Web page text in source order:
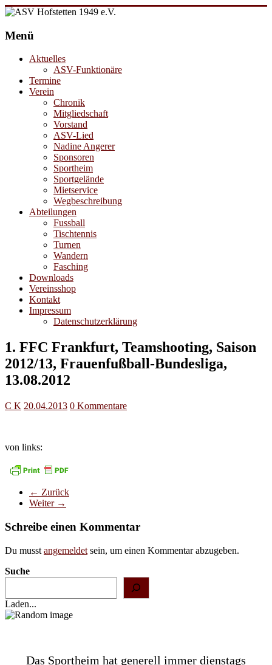
Zum
springen
Hofstetten
e.V.
Menü
Aktuelles
ASV-Funktionäre
Termine
Verein
Chronik
Mitgliedschaft
Vorstand
ASV-Lied
Nadine Angerer
Sponsoren
Sportheim
Sportgelände
Mietservice
Wegbeschreibung
Abteilungen
Fussball
Tischtennis
Turnen
Wandern
Fasching
Downloads
Vereinsshop
Kontakt
Impressum
Datenschutzerklärung
1. FFC Frankfurt, Teamshooting, Saison
2012/13, Frauenfußball-Bundesliga,
13.08.2012
C K 20.04.2013 0 Kommentare
von links:
← Zurück
Weiter →
Schreibe einen Kommentar
Du musst angemeldet sein, um einen Kommentar abzugeben.
Suche
Laden...
Das Sportheim hat generell immer dienstags